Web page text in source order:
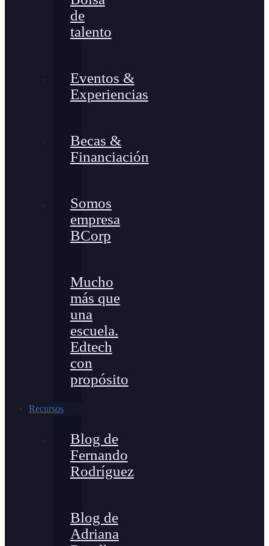
de
talento
Eventos &
Experiencias
Becas &
Financiación
Somos
empresa
BCorp
Mucho
más que
una
escuela.
Edtech
con
propósito
Recursos
Blog de
Fernando
Rodríguez
Blog de
Adriana